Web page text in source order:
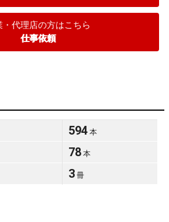
・代理店の方はこちら
仕事依頼
594 本
78 本
3 冊